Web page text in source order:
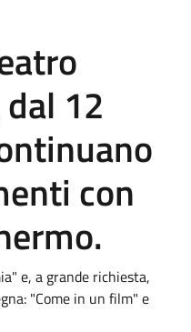
12
con
e, a grande richiesta,
"Come in un film" e